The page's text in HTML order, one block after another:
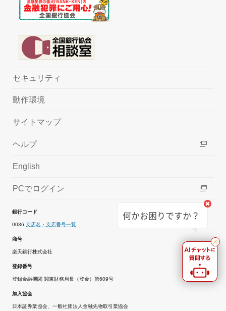
セキュリティ
動作環境
サイトマップ
ヘルプ
English
PCでログイン
銀行コード
0036 支店名・支店番号一覧
商号
楽天銀行株式会社
登録番号
登録金融機関 関東財務局長（登金）第609号
加入協会
日本証券業協会、一般社団法人金融先物取引業協会
何かお困りですか？